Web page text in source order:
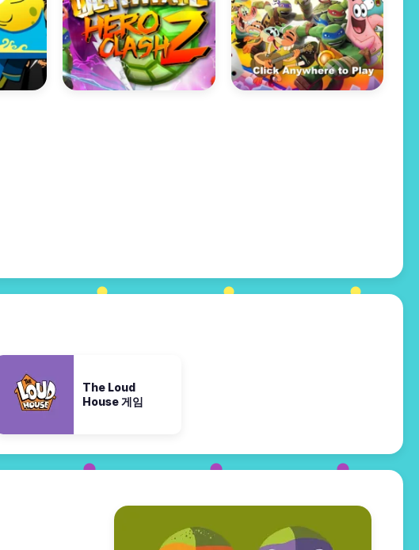
The Loud
House 게임